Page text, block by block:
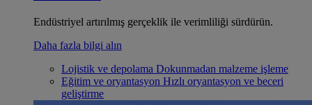
Endüstriyel artırılmış gerçeklik ile verimliliği sürdürün.
Daha fazla bilgi alın
Lojistik ve depolama Dokunmadan malzeme işleme
Eğitim ve oryantasyon Hızlı oryantasyon ve beceri
geliştirme